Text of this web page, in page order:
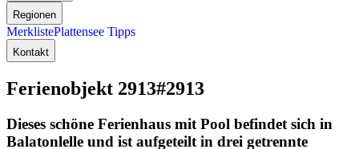
Regionen
MerklistePlattensee Tipps
Kontakt
Ferienobjekt 2913#2913
Dieses schöne Ferienhaus mit Pool befindet sich in
Balatonlelle und ist aufgeteilt in drei getrennte